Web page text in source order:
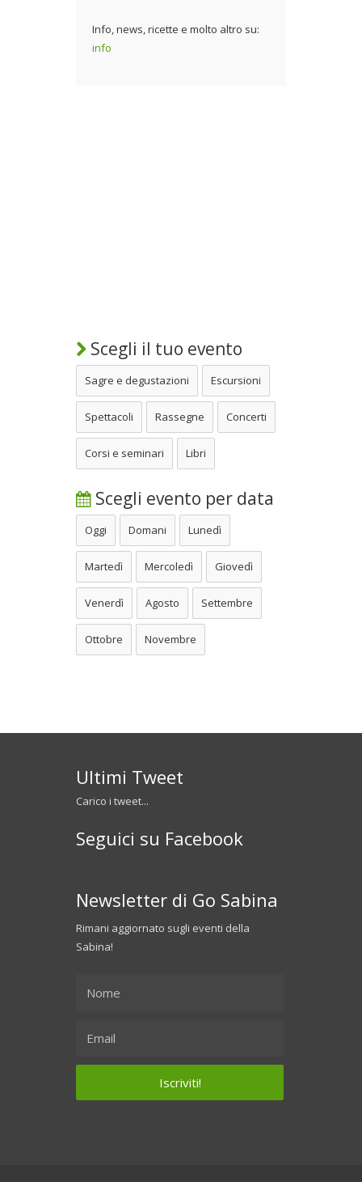
Info, news, ricette e molto altro su:
info
Scegli il tuo evento
Sagre e degustazioni Escursioni
Spettacoli Rassegne Concerti
Corsi e seminari Libri
Scegli evento per data
Oggi Domani Lunedì
Martedì Mercoledì Giovedì
Venerdì Agosto Settembre
Ottobre Novembre
Ultimi Tweet
Carico i tweet...
Seguici su Facebook
Newsletter di Go Sabina
Rimani aggiornato sugli eventi della
Sabina!